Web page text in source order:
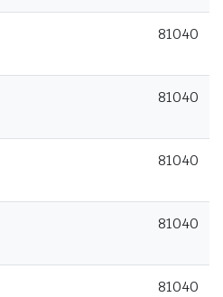
81040
81040
81040
81040
81040